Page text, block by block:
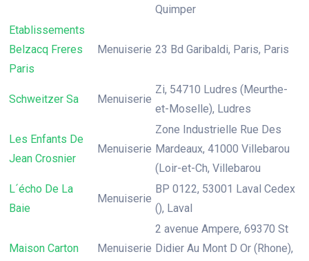
Quimper
Etablissements
Belzacq Freres
Paris
Menuiserie 23 Bd Garibaldi, Paris, Paris
Schweitzer Sa Menuiserie
Zi, 54710 Ludres (Meurthe-
et-Moselle), Ludres
Les Enfants De
Jean Crosnier
Menuiserie
Zone Industrielle Rue Des
Mardeaux, 41000 Villebarou
(Loir-et-Ch, Villebarou
L´écho De La
Baie
Menuiserie
BP 0122, 53001 Laval Cedex
(), Laval
Maison Carton Menuiserie
2 avenue Ampere, 69370 St
Didier Au Mont D Or (Rhone),